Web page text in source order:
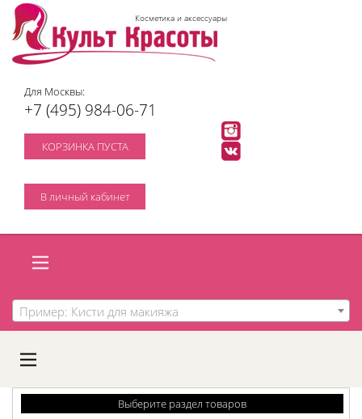
Косметика и аксессуары
Для Москвы:
+7 (495) 984-06-71
КОРЗИНКА ПУСТА
В личный кабинет
Пример: Кисти для макияжа
A
C
D
Выберите раздел товаров